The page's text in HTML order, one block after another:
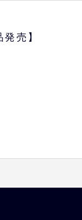
、あなただ
売】